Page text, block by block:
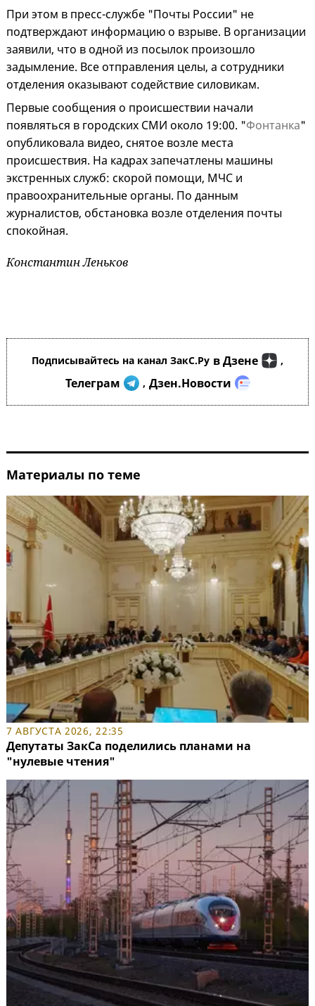
При этом в пресс-службе "Почты России" не
подтверждают информацию о взрыве. В организации
заявили, что в одной из посылок произошло
задымление. Все отправления целы, а сотрудники
отделения оказывают содействие силовикам.
Первые сообщения о происшествии начали
появляться в городских СМИ около 19:00. "Фонтанка"
опубликовала видео, снятое возле места
происшествия. На кадрах запечатлены машины
экстренных служб: скорой помощи, МЧС и
правоохранительные органы. По данным
журналистов, обстановка возле отделения почты
спокойная.
Константин Леньков
Подписывайтесь на канал ЗакС.Ру в Дзене ,
Телеграм , Дзен.Новости
Материалы по теме
7 АВГУСТА 2026, 22:35
Депутаты ЗакСа поделились планами на
"нулевые чтения"